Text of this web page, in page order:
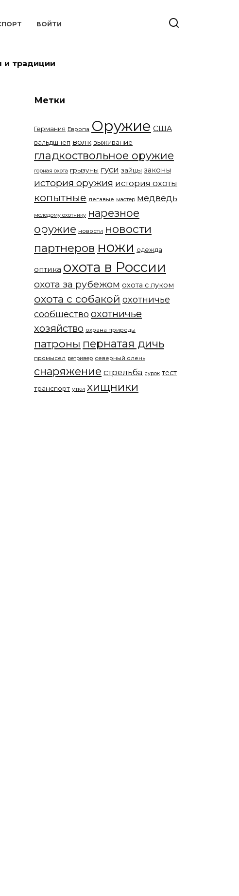
ВОЙТИ
и традиции
Метки
Германия Европа Оружие США
вальдшнеп волк выживание
гладкоствольное оружие
горная охота грызуны гуси зайцы законы
история оружия история охоты
копытные легавые мастер медведь
молодому охотнику нарезное
оружие новости новости
партнеров ножи одежда
оптика охота в России
охота за рубежом охота с луком
охота с собакой охотничье
сообщество охотничье
хозяйство охрана природы
патроны пернатая дичь
промысел ретривер северный олень
снаряжение стрельба сурок тест
транспорт утки хищники